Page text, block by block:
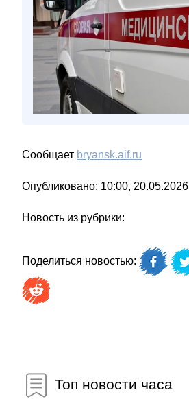
Сообщает bryansk.aif.ru
Опубликовано: 10:00, 20.05.2026
Новость из рубрики:
Поделиться новостью:
Топ новости часа